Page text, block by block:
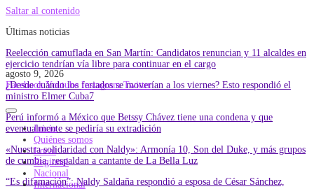
Saltar al contenido
Últimas noticias
Reelección camuflada en San Martín: Candidatos renuncian y 11 alcaldes en
ejercicio tendrían vía libre para continuar en el cargo
¿Desde cuándo los feriados se moverían a los viernes? Esto respondió el
ministro Elmer Cuba7
Perú informó a México que Betssy Chávez tiene una condena y que
eventualmente se pediría su extradición
«Nuestra solidaridad con Naldy»: Armonía 10, Son del Duke, y más grupos
de cumbia, respaldan a cantante de La Bella Luz
“Es difamación”: Naldy Saldaña respondió a esposa de César Sánchez,
agosto 9, 2026
Facebook Youtube Instagram Twitter
Inicio
Quiénes somos
Local
Regional
Nacional
Internacional